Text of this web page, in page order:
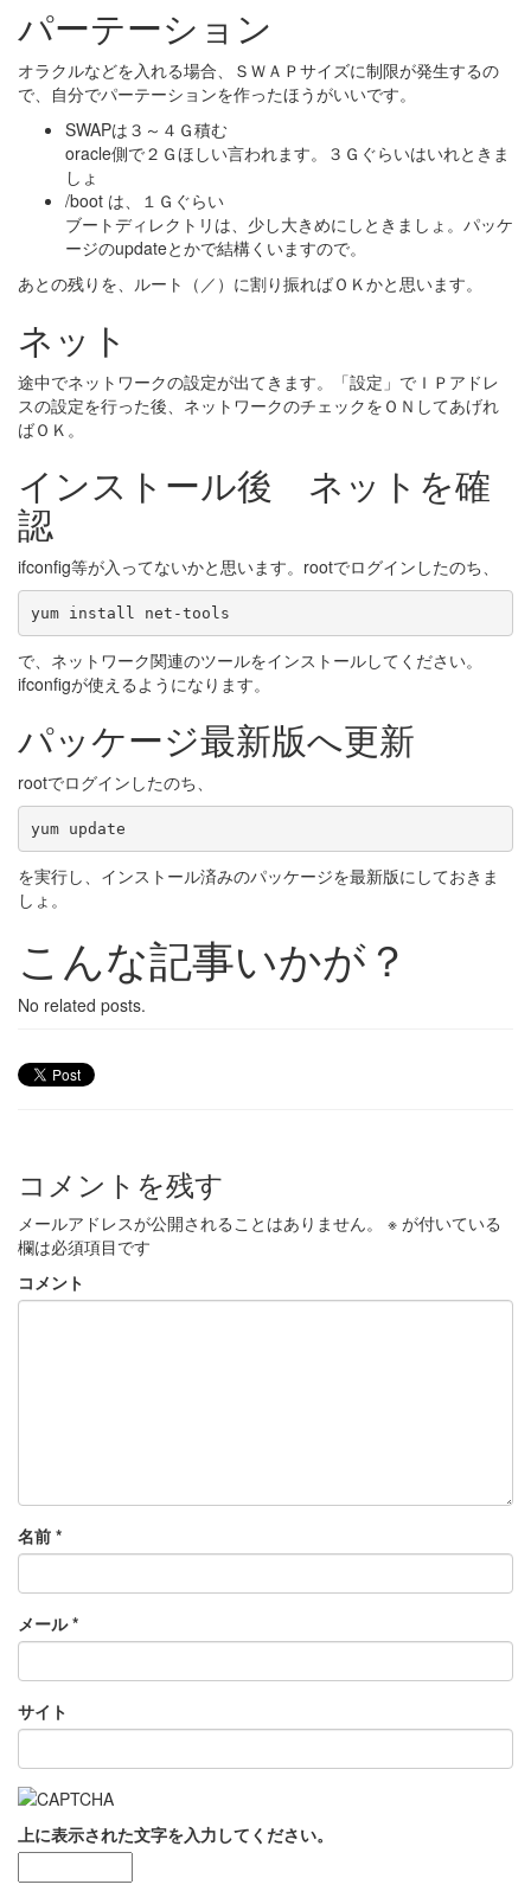
パーテーション
オラクルなどを入れる場合、ＳＷＡＰサイズに制限が発生するの
で、自分でパーテーションを作ったほうがいいです。
SWAPは３～４Ｇ積む
oracle側で２Ｇほしい言われます。３Ｇぐらいはいれときま
しょ
/boot は、１Ｇぐらい
ブートディレクトリは、少し大きめにしときましょ。パッケ
ージのupdateとかで結構くいますので。
あとの残りを、ルート（／）に割り振ればＯＫかと思います。
ネット
途中でネットワークの設定が出てきます。「設定」でＩＰアドレ
スの設定を行った後、ネットワークのチェックをＯＮしてあげれ
ばＯＫ。
インストール後 ネットを確
認
ifconfig等が入ってないかと思います。rootでログインしたのち、
yum install net-tools
で、ネットワーク関連のツールをインストールしてください。
ifconfigが使えるようになります。
パッケージ最新版へ更新
rootでログインしたのち、
yum update
を実行し、インストール済みのパッケージを最新版にしておきま
しょ。
こんな記事いかが？
No related posts.
コメントを残す
メールアドレスが公開されることはありません。 ※ が付いている
欄は必須項目です
コメント
名前 *
メール*
サイト
上に表示された文字を入力してください。